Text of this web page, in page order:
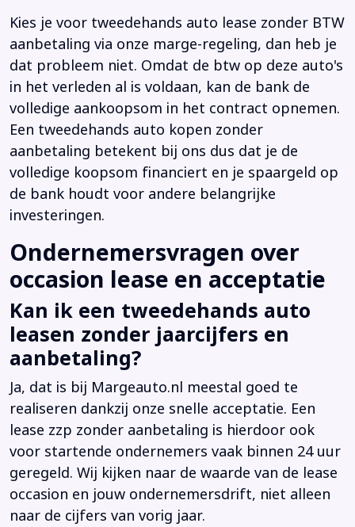
Kies je voor tweedehands auto lease zonder BTW
aanbetaling via onze marge-regeling, dan heb je
dat probleem niet. Omdat de btw op deze auto's
in het verleden al is voldaan, kan de bank de
volledige aankoopsom in het contract opnemen.
Een tweedehands auto kopen zonder
aanbetaling betekent bij ons dus dat je de
volledige koopsom financiert en je spaargeld op
de bank houdt voor andere belangrijke
investeringen.
Ondernemersvragen over
occasion lease en acceptatie
Kan ik een tweedehands auto
leasen zonder jaarcijfers en
aanbetaling?
Ja, dat is bij Margeauto.nl meestal goed te
realiseren dankzij onze snelle acceptatie. Een
lease zzp zonder aanbetaling is hierdoor ook
voor startende ondernemers vaak binnen 24 uur
geregeld. Wij kijken naar de waarde van de lease
occasion en jouw ondernemersdrift, niet alleen
naar de cijfers van vorig jaar.